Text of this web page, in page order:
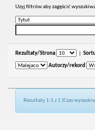
Uzyj filtrów aby zagęścić
Rezultaty/Strona
Autorzy/rekord
Rezultaty 1-1 z 1 (Czas